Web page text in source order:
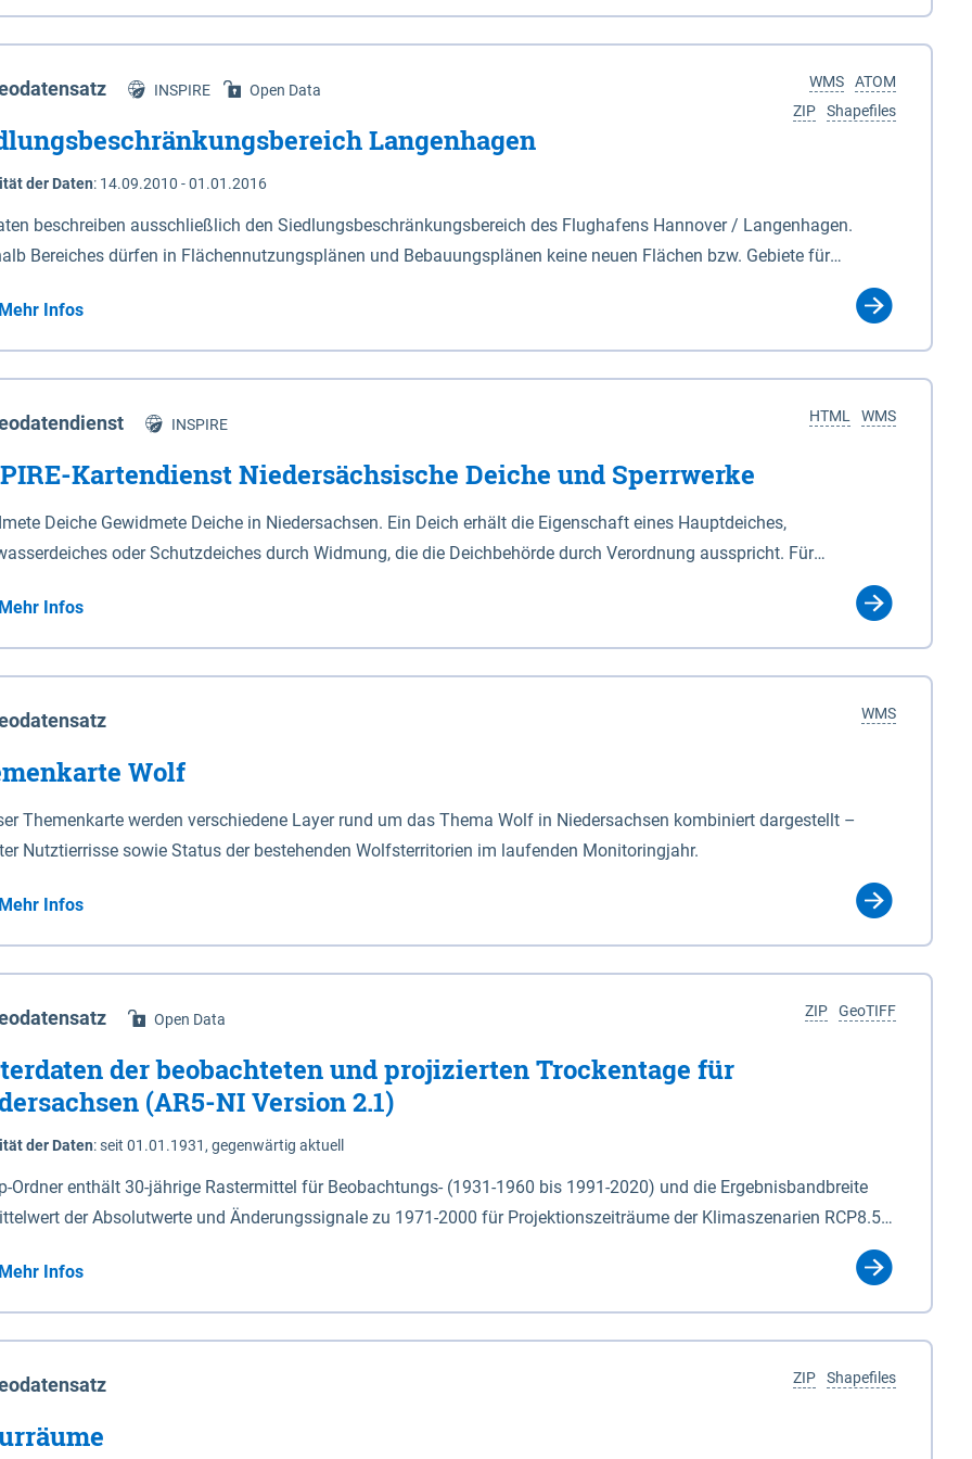
Niedersachsen (vgl. Abb. 4-1) entlang der Elbe zwischen Schnackenburg im Osten und Hohnstorf (Elbe) im Westen
472,5 bei Schnackenburg bis 569 bei Lauenburg). Das Biosphärenreservat umfasst Teile der Landkreise
Dannenberg und Lüneburg.
ATOM
WMS
Shapefiles
ZIP
INSPIRE Open Data
Langenhagen
der Daten: 14.09.2010 - 01.01.2016
beschreiben ausschließlich den Siedlungsbeschränkungsbereich des Flughafens Hannover / Langenhagen.
Bereiches dürfen in Flächennutzungsplänen und Bebauungsplänen keine neuen Flächen bzw. Gebiete für
Mehr Infos
WMS
HTML
INSPIRE
Kartendienst Niedersächsische Deiche und Sperrwerke
Deiche Gewidmete Deiche in Niedersachsen. Ein Deich erhält die Eigenschaft eines Hauptdeiches,
oder Schutzdeiches durch Widmung, die die Deichbehörde durch Verordnung ausspricht. Für
Deiche gelten die Bestimmungen des Niedersächsischen Deichgesetzes (NDG). Die Widmung "2.Deichlinie" ist
Sperrwerke Sperrwerke sind Bauwerke mit Sperrvorrichtungen in Tidegewässern, die dem
eines Gebietes vor erhöhten Tiden, vor allem vor Sturmfluten, zu dienen bestimmt sind (§2 Abs.3 NDG). Ein Bauwerk
Art erhält die Eigenschaft eines Sperrwerkes durch Widmung, die die Deichbehörde durch Verordnung
Mehr Infos
WMS
Wolf
Themenkarte werden verschiedene Layer rund um das Thema Wolf in Niedersachsen kombiniert dargestellt –
Nutztierrisse sowie Status der bestehenden Wolfsterritorien im laufenden Monitoringjahr.
Mehr Infos
GeoTIFF
ZIP
Open Data
der beobachteten und projizierten Trockentage für
(AR5-NI Version 2.1)
der Daten:seit 01.01.1931, gegenwärtig aktuell
Ordner enthält 30-jährige Rastermittel für Beobachtungs- (1931-1960 bis 1991-2020) und die Ergebnisbandbreite
der Absolutwerte und Änderungssignale zu 1971-2000 für Projektionszeiträume der Klimaszenarien RCP8.5
(Jun. - Aug.) - au: Herbst (Sep. - Nov.) - wi: Winter (Dez. - Feb.) - hyr:
Jahr (Nov. - Okt.) - hsu: Hydrologisches Sommerhalbjahr (Mai - Okt.) - hwi: Hydrologisches Winterhalbjahr
- vd: Vegetationsruhe (Okt. - Mär.) Neben den Rasterdaten ist eine
zu den Dateinamen und für eine Darstellung im GIS eine Klassifizierung der Rasterdaten mit Klassenname und
code gegeben.
Mehr Infos
Shapefiles
ZIP